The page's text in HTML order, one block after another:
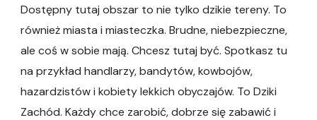
Dostępny tutaj obszar to nie tylko dzikie tereny. To
również miasta i miasteczka. Brudne, niebezpieczne,
ale coś w sobie mają. Chcesz tutaj być. Spotkasz tu
na przykład handlarzy, bandytów, kowbojów,
hazardzistów i kobiety lekkich obyczajów. To Dziki
Zachód. Każdy chce zarobić, dobrze się zabawić i